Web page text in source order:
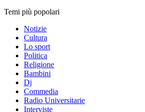
Temi più popolari
Notizie
Cultura
Lo sport
Politica
Religione
Bambini
Dj
Commedia
Radio Universitarie
Interviste